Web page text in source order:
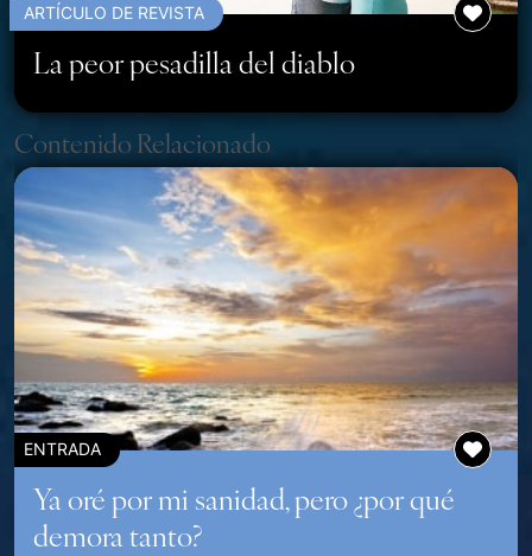
ARTÍCULO DE REVISTA
La peor pesadilla del diablo
Contenido Relacionado
ENTRADA
Ya oré por mi sanidad, pero ¿por qué
demora tanto?